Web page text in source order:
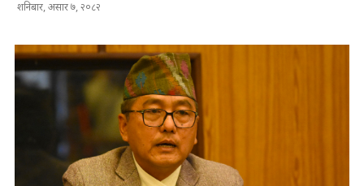
शनिबार, असार ७, २०८२